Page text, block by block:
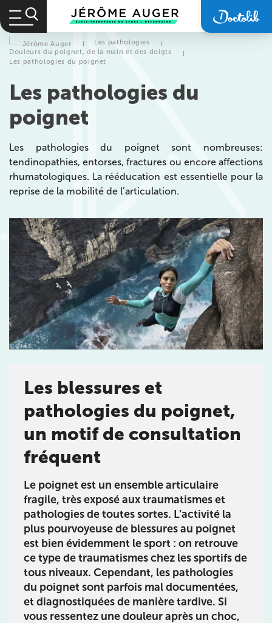
Jérôme Auger I Les pathologies
I
Douleurs du poignet, de la main et des doigts
I
Les pathologies du poignet
Les pathologies du
poignet
Les pathologies du poignet sont nombreuses:
tendinopathies, entorses, fractures ou encore affections
rhumatologiques. La rééducation est essentielle pour la
reprise de la mobilité de l’articulation.
Les blessures et
pathologies du poignet,
un motif de consultation
fréquent
Le poignet est un ensemble articulaire
fragile, très exposé aux traumatismes et
pathologies de toutes sortes. L’activité la
plus pourvoyeuse de blessures au poignet
est bien évidemment le sport : on retrouve
ce type de traumatismes chez les sportifs de
tous niveaux. Cependant, les pathologies
du poignet sont parfois mal documentées,
et diagnostiquées de manière tardive. Si
vous ressentez une douleur après un choc,
Prendre rendez-vous
avec les équipes
de Jérôme Auger
Bénéficiez de l’
prenant rendez-vous avecses équipesdans votre
cabinetIK – Institut Kinésithérapiele plus proche
de chez vous ou chezKOSS, votre allié sport du
quotidien.
IK PARIS 16 – TROCADÉRO
8 Av. de Camoens 75116 Paris